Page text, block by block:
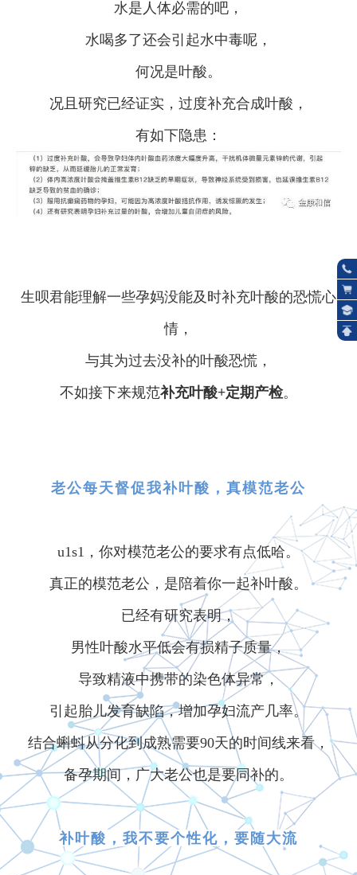
水是人体必需的吧，
水喝多了还会引起水中毒呢，
何况是叶酸。
况且研究已经证实，过度补充合成叶酸，
有如下隐患：
生呗君能理解一些孕妈没能及时补充叶酸的恐慌心
情，
与其为过去没补的叶酸恐慌，
不如接下来规范补充叶酸+定期产检。
老公每天督促我补叶酸，真模范老公
u1s1，你对模范老公的要求有点低哈。
真正的模范老公，是陪着你一起补叶酸。
已经有研究表明，
男性叶酸水平低会有损精子质量，
导致精液中携带的染色体异常，
引起胎儿发育缺陷，增加孕妇流产几率。
结合蝌蚪从分化到成熟需要90天的时间线来看，
备孕期间，广大老公也是要同补的。
补叶酸，我不要个性化，要随大流